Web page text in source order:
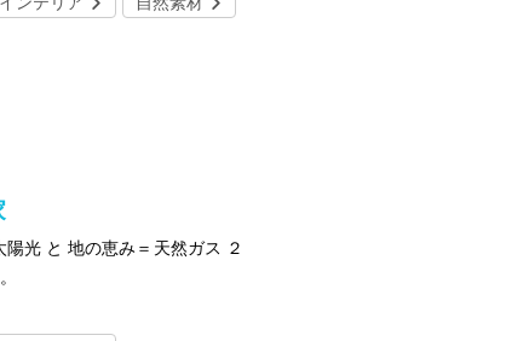
光 と 地の恵み＝天然ガス ２